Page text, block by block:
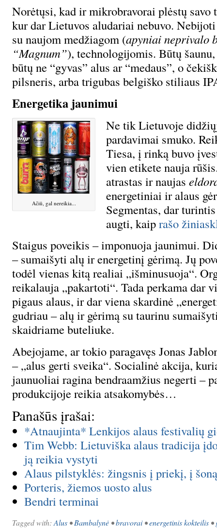
Norėtųsi, kad ir mikrobravorai plėstų savo
kur dar Lietuvos aludariai nebuvo.
su naujom medžiagom (apyniai neprivalo
“Magnum”), technologijomis. Būtų
būtų ne “gyvas” alus ar “medaus”, o
pilsneris, arba trigubas belgiško stiliaus
Energetika jaunimui
Ačiū, gal nereikia...
Ne tik Lietuvoje
pardavimai smuko.
Tiesa, į rinką buvo
vien etikete nauja
atrastas ir naujas
energetiniai ir alaus
Segmentas, dar
augti, kaiprašo
Staigus poveikis – imponuoja jaunimui.
– sumaišyti alų ir energetinį gėrimą. Jų
todėl vienas kitą realiai „išminusuoja“.
reikalauja „pakartoti“. Tada perkama dar
pigaus alaus, ir dar viena skardinė
gudriau – alų ir gėrimą su taurinu
skaidriame buteliuke.
Abejojame, ar tokio paragavęs Jonas
– „alus gerti sveika“. Socialinė akcija,
jaunuoliai ragina bendraamžius negerti –
produkcijoje reikia atsakomybės…
Panašūs įrašai:
*Atnaujinta* Lenkijos alaus festivalių
Tim Webb: Lietuviška alaus tradicija
ją reikia vystyti
Alaus pilstyklės: žingsnis į priekį, į
Porteris, žiemos uosto alus
Bendri terminai
Tagged with: Alus •Bambalynė •bravorai•energetinis kokteilis •